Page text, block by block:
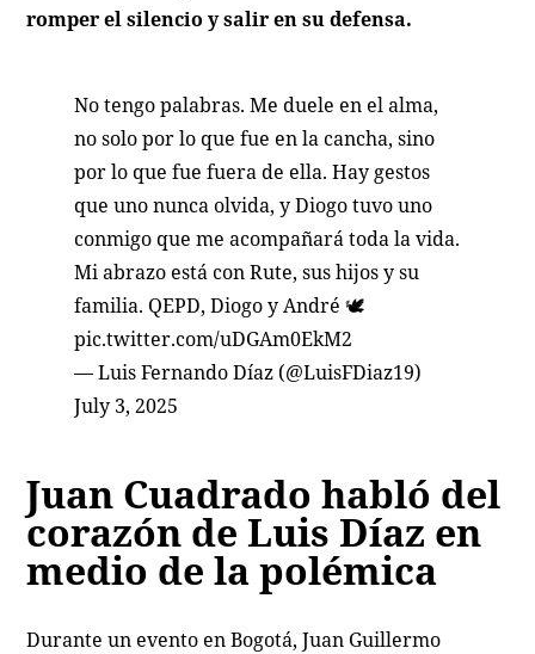
romper el silencio y salir en su defensa.
No tengo palabras. Me duele en el alma,
no solo por lo que fue en la cancha, sino
por lo que fue fuera de ella. Hay gestos
que uno nunca olvida, y Diogo tuvo uno
conmigo que me acompañará toda la vida.
Mi abrazo está con Rute, sus hijos y su
familia. QEPD, Diogo y André 🕊️
pic.twitter.com/uDGAm0EkM2
— Luis Fernando Díaz (@LuisFDiaz19)
July 3, 2025
Juan Cuadrado habló del
corazón de Luis Díaz en
medio de la polémica
Durante un evento en Bogotá, Juan Guillermo